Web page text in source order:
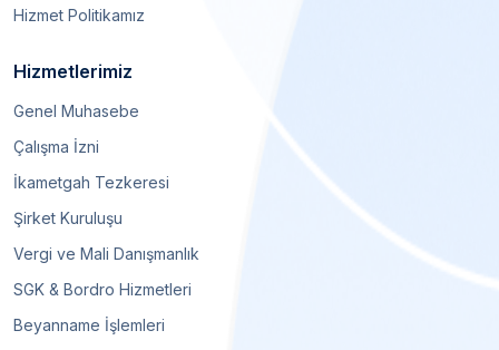
Hizmet Politikamız
Hizmetlerimiz
Genel Muhasebe
Çalışma İzni
İkametgah Tezkeresi
Şirket Kuruluşu
Vergi ve Mali Danışmanlık
SGK & Bordro Hizmetleri
Beyanname İşlemleri